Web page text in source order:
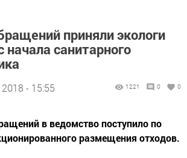
приняли экологи
начала санитарного
- 15:55 1221 0 0
в ведомство поступило по
размещения отходов.